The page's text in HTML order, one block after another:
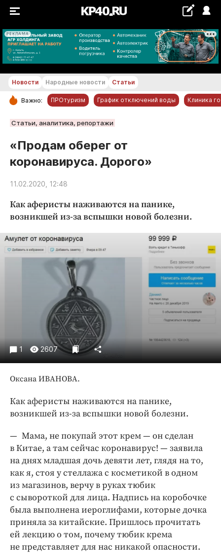
РЕКЛАМА
+18...+19 °С
РУБРИКИ
Новости компаний
Статьи
Народные новости
Благоустройство
Культура
Недвижимость и ЖКХ
Образование
Общество
Погода
Праздники
Происшествия
Спорт
Экономика и бизнес
ПРОЕКТЫ
Блоги
Издания
Медиаперсона
Интересное чтиво
Клиника года
Бренд года
Работодатель года
Новости Народные новости Статьи
Важно: ПРОтуризм График отключений воды Клиника
Статьи, аналитика, репортажи
«Продам оберег от
коронавируса. Дорого»
11.02.2020, 12:48
Как аферисты наживаются на панике,
возникшей из-­за вспышки новой болезни.
1 2607
Оксана ИВАНОВА.
Как аферисты наживаются на панике,
возникшей из-­за вспышки новой болезни.
— Мама, не покупай этот крем — ​он сделан
в Китае, а там сейчас коронавирус! — ​заявила
на днях младшая дочь девяти лет, глядя на то,
как я, стоя у стеллажа с косметикой в одном
из магазинов, верчу в руках тюбик
с сывороткой для лица. Надпись на коробочке
была выполнена иероглифами, которые дочка
приняла за китайские. Пришлось прочитать
ей лекцию о том, почему тюбик крема
не представляет для нас никакой опасности.